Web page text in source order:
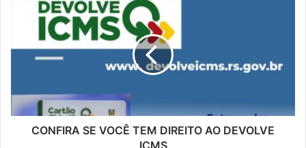
CONFIRA SE VOCÊ TEM DIREITO AO DEVOLVE
ICMS